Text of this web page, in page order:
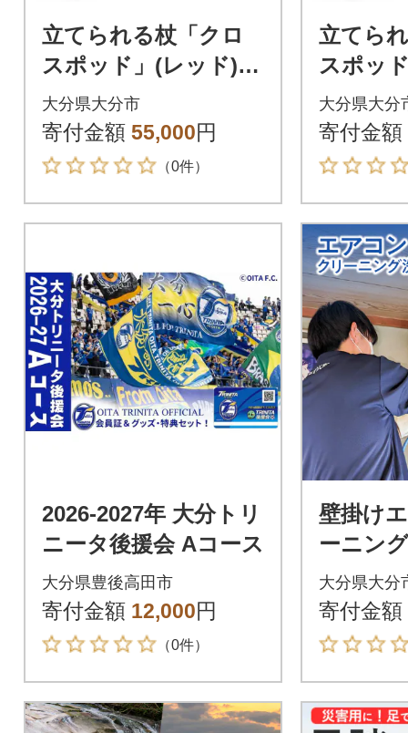
立てられる杖「クロ
スポッド」(レッド)_
R11002_1
大分県大分市
寄付金額 55,000円
（0件）
立てら
スポッ
大分県大分
寄付金額
2026-2027年 大分トリ
ニータ後援会 Aコース
大分県豊後高田市
寄付金額 12,000円
（0件）
壁掛け
ーニン
ス(お掃
【大分
定】
大分県大分
寄付金額